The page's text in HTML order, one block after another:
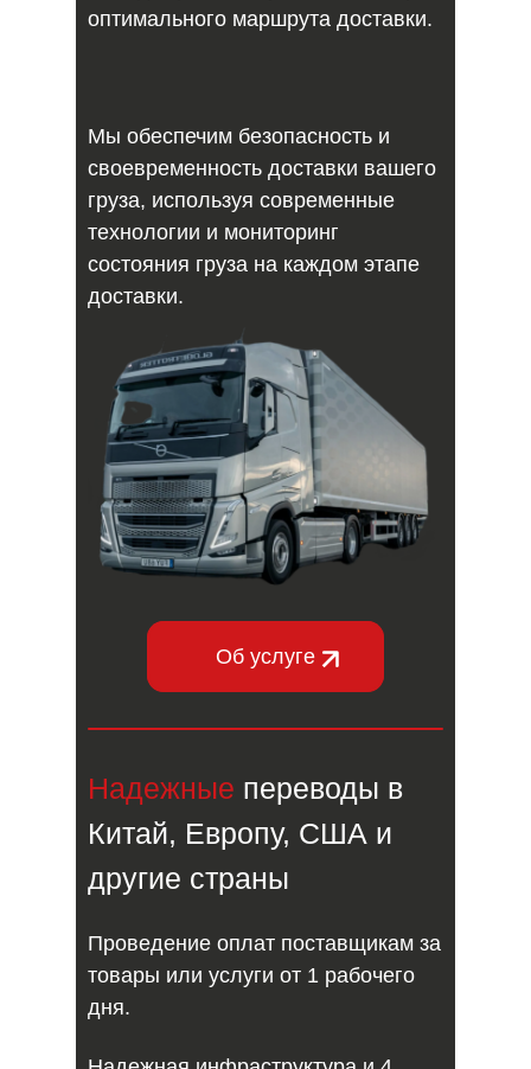
Надежные переводы в
Китай, Европу, США и
другие страны
Проведение оплат поставщикам за
товары или услуги от 1 рабочего
дня.
оптимального маршрута доставки.
Мы обеспечим безопасность и
своевременность доставки вашего
груза, используя современные
технологии и мониторинг
состояния груза на каждом этапе
доставки.
Об услуге